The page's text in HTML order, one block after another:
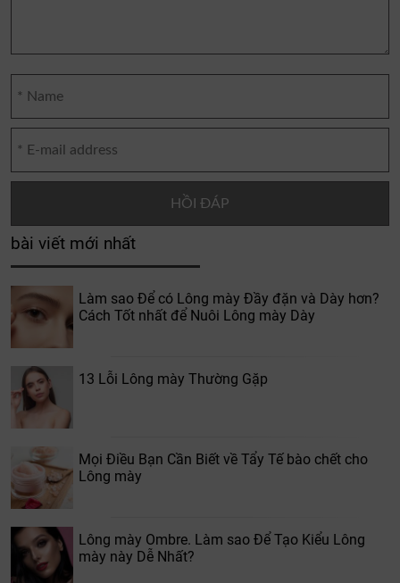
bài viết mới nhất
Làm sao Để có Lông mày Đầy đặn và Dày hơn?
Cách Tốt nhất để Nuôi Lông mày Dày
13 Lỗi Lông mày Thường Gặp
Mọi Điều Bạn Cần Biết về Tẩy Tế bào chết cho
Lông mày
Lông mày Ombre. Làm sao Để Tạo Kiểu Lông
mày này Dễ Nhất?